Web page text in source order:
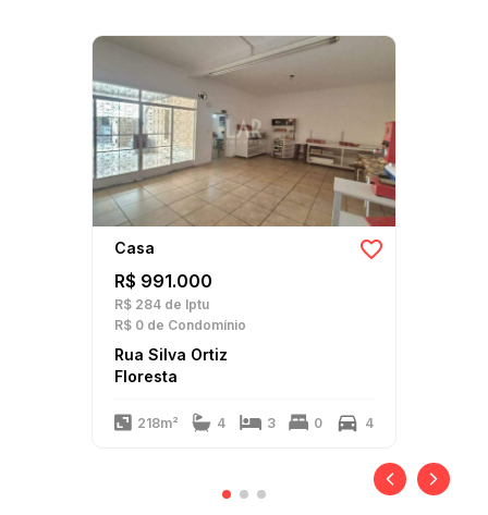
Casa
R$ 991.000
R$ 284 de Iptu
R$ 0 de Condomínio
Rua Silva Ortiz
Floresta
218m² 4 3 0 4